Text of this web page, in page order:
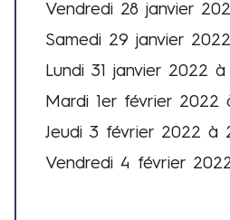
D
a
t
s
e
t
Vendredi 28 janvier
Samedi 29 janvier
Lundi 31 janvier 2022
Mardi 1er février 2022
Jeudi 3 février 2022 à
Vendredi 4 février